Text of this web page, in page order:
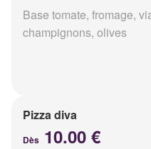
Base tomate, fromage,
champignons, olives
Pizza diva
Dès 10.00 €